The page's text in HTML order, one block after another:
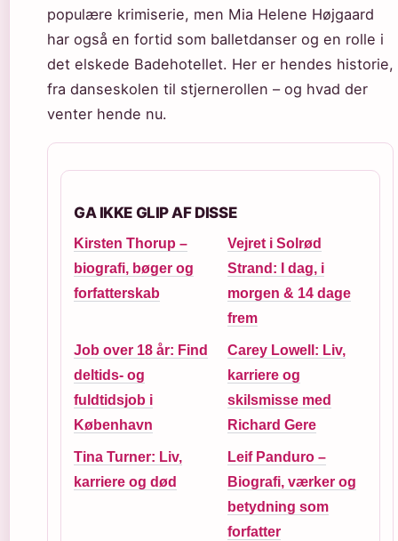
populære krimiserie, men Mia Helene Højgaard
har også en fortid som balletdanser og en rolle i
det elskede Badehotellet. Her er hendes historie,
fra danseskolen til stjernerollen – og hvad der
venter hende nu.
GA IKKE GLIP AF DISSE
Kirsten Thorup –
biografi, bøger og
forfatterskab
Vejret i Solrød
Strand: I dag, i
morgen & 14 dage
frem
Job over 18 år: Find
deltids- og
fuldtidsjob i
København
Carey Lowell: Liv,
karriere og
skilsmisse med
Richard Gere
Tina Turner: Liv,
karriere og død
Leif Panduro –
Biografi, værker og
betydning som
forfatter